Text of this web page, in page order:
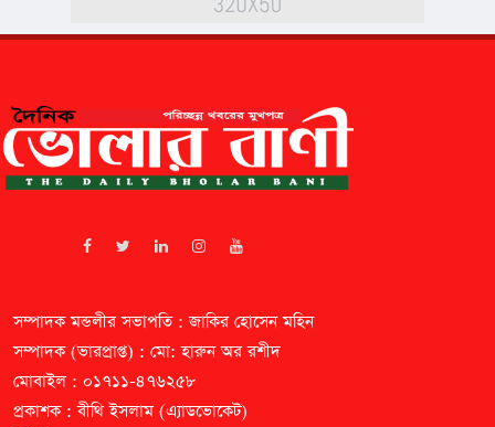
সম্পাদক মন্ডলীর সভাপতি : জাকির হোসেন মহিন
সম্পাদক (ভারপ্রাপ্ত) : মো: হারুন অর রশীদ
মোবাইল : ০১৭১১-৪৭৬২৫৮
প্রকাশক : বীথি ইসলাম (এ্যাডভোকেট)